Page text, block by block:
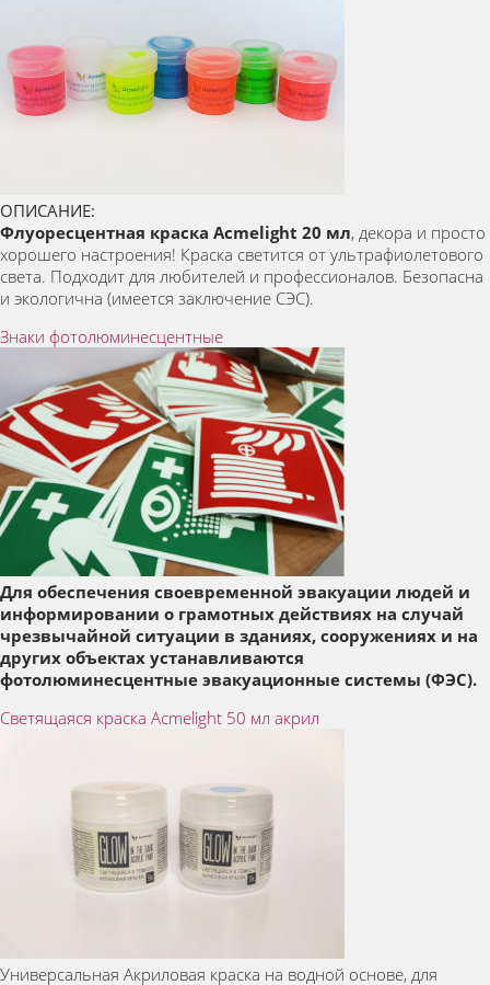
ОПИСАНИЕ:
Флуоресцентная краска Acmelight 20 мл, декора и просто
хорошего настроения! Краска светится от ультрафиолетового
света. Подходит для любителей и профессионалов. Безопасна
и экологична (имеется заключение СЭС).
Знаки фотолюминесцентные
Для обеспечения своевременной эвакуации людей и
информировании о грамотных действиях на случай
чрезвычайной ситуации в зданиях, сооружениях и на
других объектах устанавливаются
фотолюминесцентные эвакуационные системы (ФЭС).
Светящаяся краска Acmelight 50 мл акрил
Универсальная Акриловая краска на водной основе, для